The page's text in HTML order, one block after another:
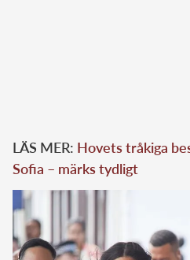
LÄS MER: Hovets tråkiga
Sofia – märks tydligt